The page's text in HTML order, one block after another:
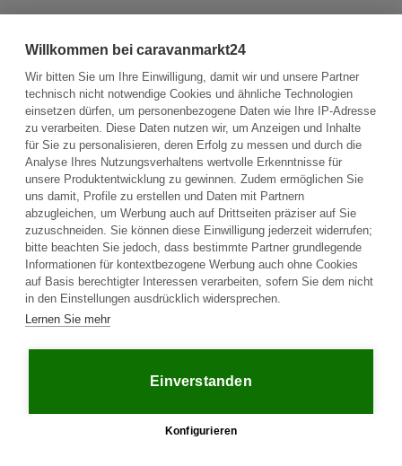
Sie haben die Möglichkeit, dem Verkäufer eine Nachricht zu
senden.
Frage an den Fahrzeughalter stellen
Plattform
Startseite
Häufige Fragen
Über uns
Kontakt
Ratgeber
Jobs
Partner
AGB
Willkommen bei caravanmarkt24
Wir bitten Sie um Ihre Einwilligung, damit wir und unsere Partner
technisch nicht notwendige Cookies und ähnliche Technologien
einsetzen dürfen, um personenbezogene Daten wie Ihre IP-Adresse
zu verarbeiten. Diese Daten nutzen wir, um Anzeigen und Inhalte
für Sie zu personalisieren, deren Erfolg zu messen und durch die
Analyse Ihres Nutzungsverhaltens wertvolle Erkenntnisse für
unsere Produktentwicklung zu gewinnen. Zudem ermöglichen Sie
uns damit, Profile zu erstellen und Daten mit Partnern
abzugleichen, um Werbung auch auf Drittseiten präziser auf Sie
zuzuschneiden. Sie können diese Einwilligung jederzeit widerrufen;
bitte beachten Sie jedoch, dass bestimmte Partner grundlegende
Informationen für kontextbezogene Werbung auch ohne Cookies
auf Basis berechtigter Interessen verarbeiten, sofern Sie dem nicht
in den Einstellungen ausdrücklich widersprechen.
Lernen Sie mehr
Einverstanden
Konfigurieren